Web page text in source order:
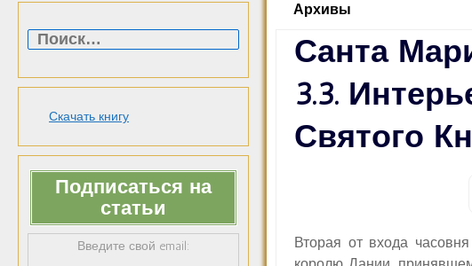
Скачать книгу
Подписаться на
статьи
Введите свой email:
Архивы
Санта
3.3.
Святого
Вторая от входа